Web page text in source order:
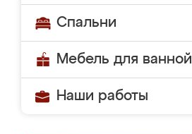
Спальни
Мебель для ванной
Наши работы